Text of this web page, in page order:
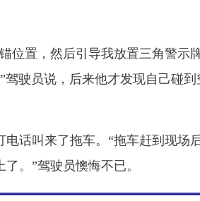
置，然后引导我放置三角警示
驶员说，后来他才发现自己碰到
话叫来了拖车。“拖车赶到现场
。”驾驶员懊悔不已。